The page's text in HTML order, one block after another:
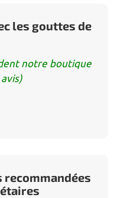
les gouttes de
notre boutique
recommandées